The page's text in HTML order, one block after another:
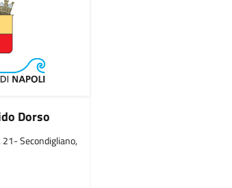
Dorso
21- Secondigliano,